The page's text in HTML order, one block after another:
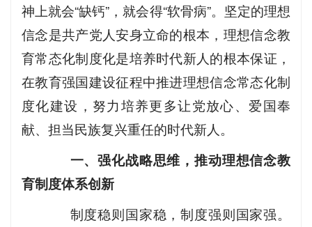
神上就会“缺钙”，就会得“软骨病”。坚定的理想
信念是共产党人安身立命的根本，理想信念教
育常态化制度化是培养时代新人的根本保证，
在教育强国建设征程中推进理想信念常态化制
度化建设，努力培养更多让党放心、爱国奉
献、担当民族复兴重任的时代新人。
一、强化战略思维，推动理想信念教
育制度体系创新
制度稳则国家稳，制度强则国家强。